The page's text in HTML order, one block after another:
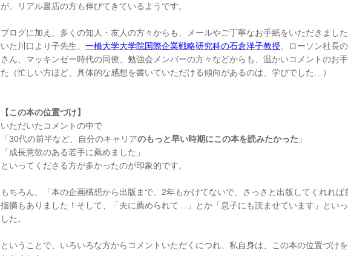
が、リアル書店の方も伸びてきているようです。
ブログに加え、多くの知人・友人の方々からも、メールやご丁寧なお手紙をいただきまし
いた川口より子先生、 一橋大学大学院国際企業戦略研究科の石倉洋子教授 、ローソン社長
さん、マッキンゼー時代の同僚、勉強会メンバーの方々などからも、温かいコメントのお
た（忙しい方ほど、具体的な感想を書いていただける傾向があるのは、学びでした…）
【この本の位置づけ】
いただいたコメントの中で
「30代の前半など、自分のキャリアのもっと早い時期にこの本を読みたかった 」
「成長意欲のある若手に薦めました」
といってくださる方が多かったのが印象的です。
もちろん、「本の企画構想から出版まで、2年もかけてないで、さっさと出版してくれれ
指摘もありました！そして、「夫に薦められて…」とか「息子にも読ませています」とい
した。
ということで、いろいろな方からコメントいただくにつれ、私自身は、この本の位置づけ